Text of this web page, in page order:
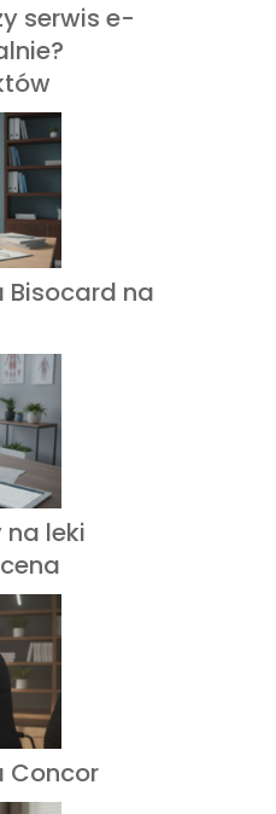
serwis e-
Bisocard na
leki
Concor